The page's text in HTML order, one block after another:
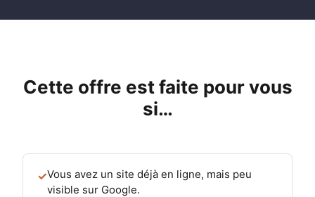
Cette offre est faite pour vous
si…
✓Vous avez un site déjà en ligne, mais peu
visible sur Google.